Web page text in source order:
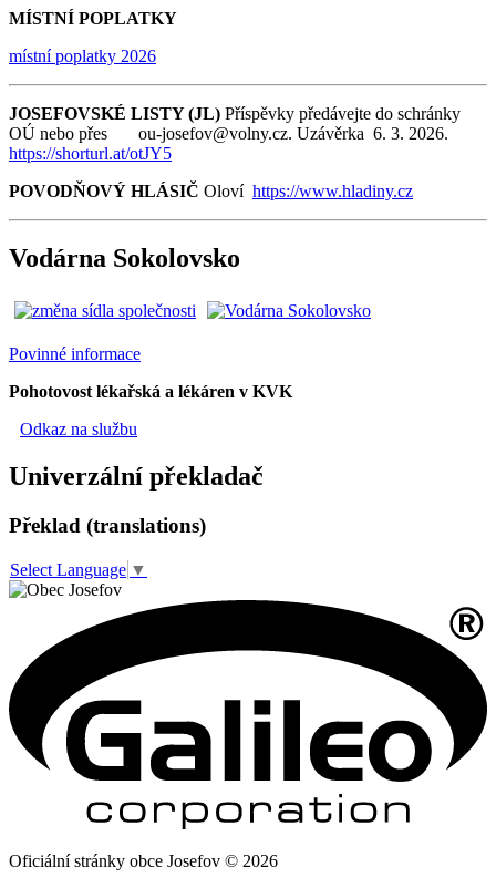
MÍSTNÍ POPLATKY
místní poplatky 2026
JOSEFOVSKÉ LISTY (JL) Příspěvky předávejte do schránky
OÚ nebo přes ou-josefov@volny.cz. Uzávěrka 6. 3. 2026.
https://shorturl.at/otJY5
POVODŇOVÝ HLÁSIČ Oloví https://www.hladiny.cz
Vodárna Sokolovsko
Povinné informace
Pohotovost lékařská a lékáren v KVK
Odkaz na službu
Univerzální překladač
Překlad (translations)
Select Language ▼
Oficiální stránky obce Josefov © 2026